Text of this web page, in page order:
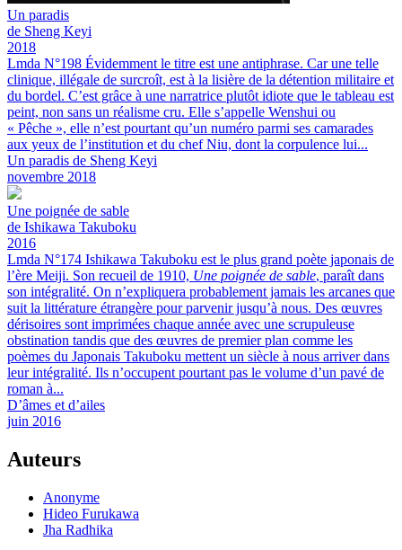
Un paradis
de Sheng Keyi
2018
Lmda N°198 Évidemment le titre est une antiphrase. Car une telle
clinique, illégale de surcroît, est à la lisière de la détention militaire et
du bordel. C’est grâce à une narratrice plutôt idiote que le tableau est
peint, non sans un réalisme cru. Elle s’appelle Wenshui ou
« Pêche », elle n’est pourtant qu’un numéro parmi ses camarades
aux yeux de l’institution et du chef Niu, dont la corpulence lui...
Un paradis de Sheng Keyi
novembre 2018
Une poignée de sable
de Ishikawa Takuboku
2016
Lmda N°174 Ishikawa Takuboku est le plus grand poète japonais de
l’ère Meiji. Son recueil de 1910, Une poignée de sable, paraît dans
son intégralité. On n’expliquera probablement jamais les arcanes que
suit la littérature étrangère pour parvenir jusqu’à nous. Des œuvres
dérisoires sont imprimées chaque année avec une scrupuleuse
obstination tandis que des œuvres de premier plan comme les
poèmes du Japonais Takuboku mettent un siècle à nous arriver dans
leur intégralité. Ils n’occupent pourtant pas le volume d’un pavé de
roman à...
D’âmes et d’ailes
juin 2016
Auteurs
Anonyme
Hideo Furukawa
Jha Radhika